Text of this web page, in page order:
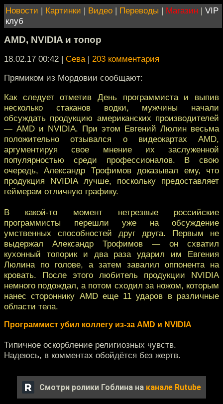
Новости | Картинки | Видео | Переводы | Магазин | VIP
клуб
AMD, NVIDIA и топор
18.02.17 00:42 | Сева| 203 комментария
Прямиком из Мордовии сообщают:
Как следует отметив День программиста и выпив
несколько стаканов водки, мужчины начали
обсуждать продукцию американских производителей
— AMD и NVIDIA. При этом Евгений Люлин весьма
положительно отзывался о видеокартах AMD,
аргументируя свое мнение их заслуженной
популярностью среди профессионалов. В свою
очередь, Александр Трофимов доказывал ему, что
продукция NVIDIA лучше, поскольку предоставляет
геймерам отличную графику.
В какой-то момент нетрезвые российские
программисты перешли уже на обсуждение
умственных способностей друг друга. Первым не
выдержал Александр Трофимов — он схватил
кухонный топорик и два раза ударил им Евгения
Люлина по голове, а затем завалил оппонента на
кровать. После этого любитель продукции NVIDIA
немного подождал, а потом сходил за ножом, которым
нанес стороннику AMD еще 11 ударов в различные
области тела.
Программист убил коллегу из-за AMD и NVIDIA
Типичное оскорбление религиозных чувств.
Надеюсь, в комментах обойдётся без жертв.
Смотри ролики Гоблина на канале Rutube